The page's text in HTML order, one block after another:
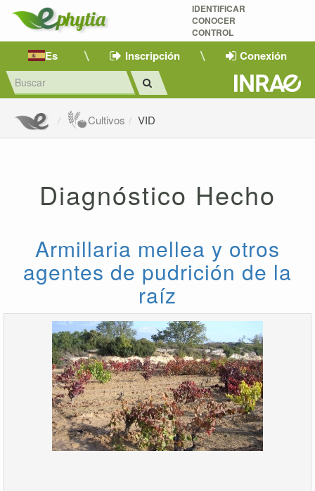
IDENTIFICAR
CONOCER
CONTROL
Es Inscripción Conexión
Cultivos VID
Diagnóstico Hecho
Armillaria mellea y otros
agentes de pudrición de la
raíz